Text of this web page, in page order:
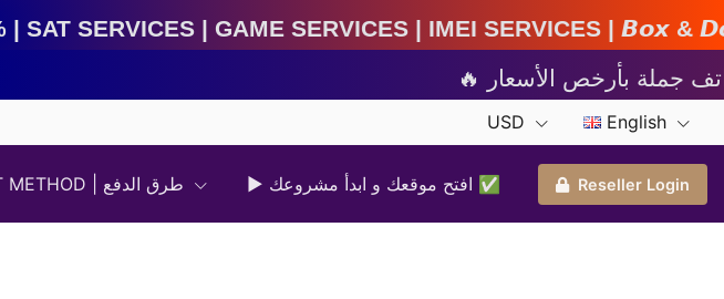
Services | Game Services | IMEI Services | 𝘽𝙤𝙭 &
USD English
▶ افتح موقعك و ابدأ مشروعك ✅️ Reseller Login